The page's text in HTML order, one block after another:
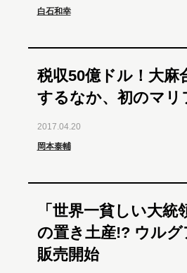
白石和幸
税収50億ドル！大麻
するなか、初のマリ
2017.04.20
岡本泰輔
「世界一貧しい大
の置き土産!? ウル
販売開始